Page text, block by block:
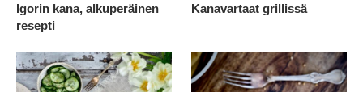
Igorin kana, alkuperäinen
resepti
Kanavartaat grillissä